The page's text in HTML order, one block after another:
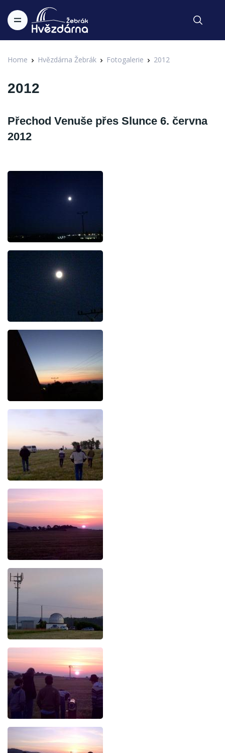
Home Hvězdárna Žebrák Fotogalerie 2012
2012
Přechod Venuše přes Slunce 6. června
2012